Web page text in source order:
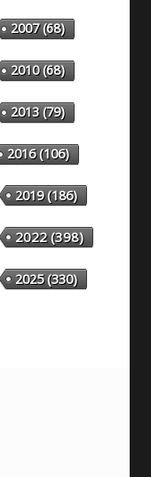
2007(68)
2010(68)
2013(79)
2016(106)
2019(186)
2022(398)
2025(330)